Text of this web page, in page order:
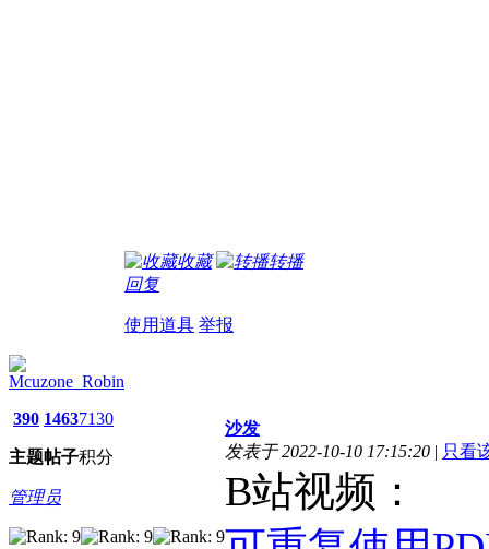
收藏
转播
回复
使用道具 举报
Mcuzone_Robin
390
主题
1463
帖子
7130
积分
管理员
沙发
发表于 2022-10-10 17:15:20 | 只看
B站视频：